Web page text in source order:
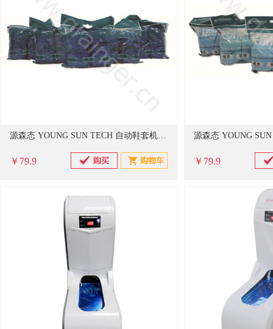
源森态 YOUNG SUN TECH 自动鞋套机用PE鞋套 自动鞋套机用PE鞋套120只
￥79.9 ￥79.9